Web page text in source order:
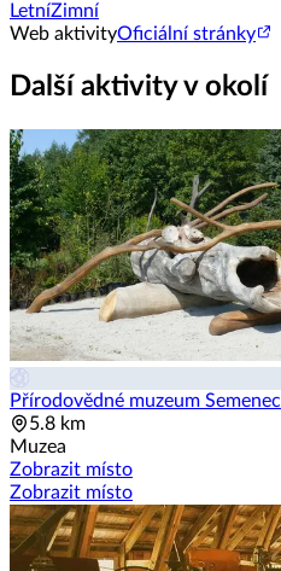
LetníZimní
Web aktivityOficiální stránky
Další aktivity v okolí
Přírodovědné muzeum Semenec
5.8 km
Muzea
Zobrazit místo
Zobrazit místo